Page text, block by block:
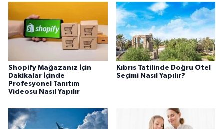
Shopify Mağazanız İçin
Dakikalar İçinde
Profesyonel Tanıtım
Videosu Nasıl Yapılır
Kıbrıs Tatilinde Doğru Otel
Seçimi Nasıl Yapılır?